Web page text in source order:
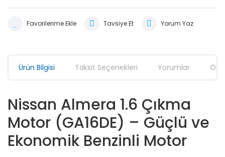
Tavsiye Et Yorum Yaz
Ürün Bilgisi Taksit Seçenekleri Yorumlar
Nissan Almera 1.6 Çıkma
Motor (GA16DE) – Güçlü ve
Ekonomik Benzinli Motor